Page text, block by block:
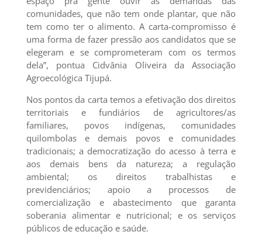
comunidades, que não tem onde plantar, que não
tem como ter o alimento. A carta-compromisso é
uma forma de fazer pressão aos candidatos que se
elegeram e se comprometeram com os termos
dela”, pontua Cidvânia Oliveira da Associação
Agroecológica Tijupá.
Nos pontos da carta temos a efetivação dos direitos
territoriais e fundiários de agricultores/as
familiares, povos indígenas, comunidades
quilombolas e demais povos e comunidades
tradicionais; a democratização do acesso à terra e
aos demais bens da natureza; a regulação
ambiental; os direitos trabalhistas e
previdenciários; apoio a processos de
comercialização e abastecimento que garanta
soberania alimentar e nutricional; e os serviços
públicos de educação e saúde.